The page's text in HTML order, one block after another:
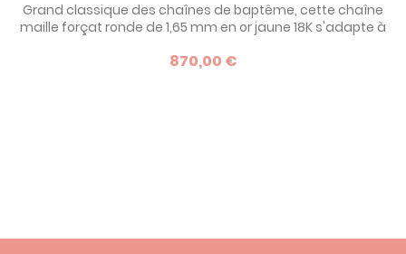
Grand classique des chaînes de baptême, cette chaîne
maille forçat ronde de 1,65 mm en or jaune 18K s'adapte à
Retrouvez notre sélection de chaînes en or jaune, en or 9
870,00 €